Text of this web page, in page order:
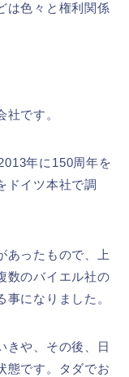
は色々と権利関係
です。
年に150周年を
ドイツ本社で調
あったもので、上
数のバイエル社の
になりました。
きや、その後、日
態です。タダでお